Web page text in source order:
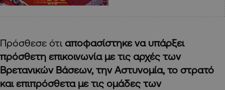
Πρόσθεσε ότι αποφασίστηκε να υπάρξει
πρόσθετη επικοινωνία με τις αρχές των
Βρετανικών Βάσεων, την Αστυνομία, το στρατό
και επιπρόσθετα με τις ομάδες των